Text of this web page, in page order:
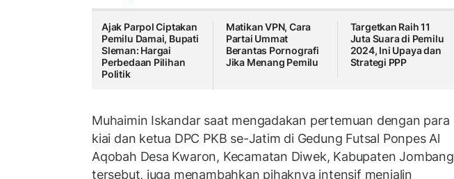
Ajak Parpol Ciptakan
Pemilu Damai, Bupati
Sleman: Hargai
Perbedaan Pilihan
Politik
Matikan VPN, Cara
Partai Ummat
Berantas Pornografi
Jika Menang Pemilu
Targetkan Raih 11
Juta Suara di Pemilu
2024, Ini Upaya dan
Strategi PPP
Muhaimin Iskandar saat mengadakan pertemuan dengan para
kiai dan ketua DPC PKB se-Jatim di Gedung Futsal Ponpes Al
Aqobah Desa Kwaron, Kecamatan Diwek, Kabupaten Jombang
tersebut, juga menambahkan pihaknya intensif menjalin